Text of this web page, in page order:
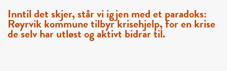
Inntil det skjer, står vi igjen med et paradoks:
Røyrvik kommune tilbyr krisehjelp, for en krise
de selv har utløst og aktivt bidrar til.